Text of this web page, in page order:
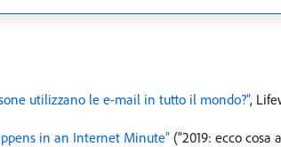
utilizzano le e-mail in tutto il mondo?”,
in an Internet Minute” (“2019: ecco